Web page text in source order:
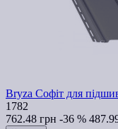
Bryza Софіт для
1782
762.48 грн -36 %